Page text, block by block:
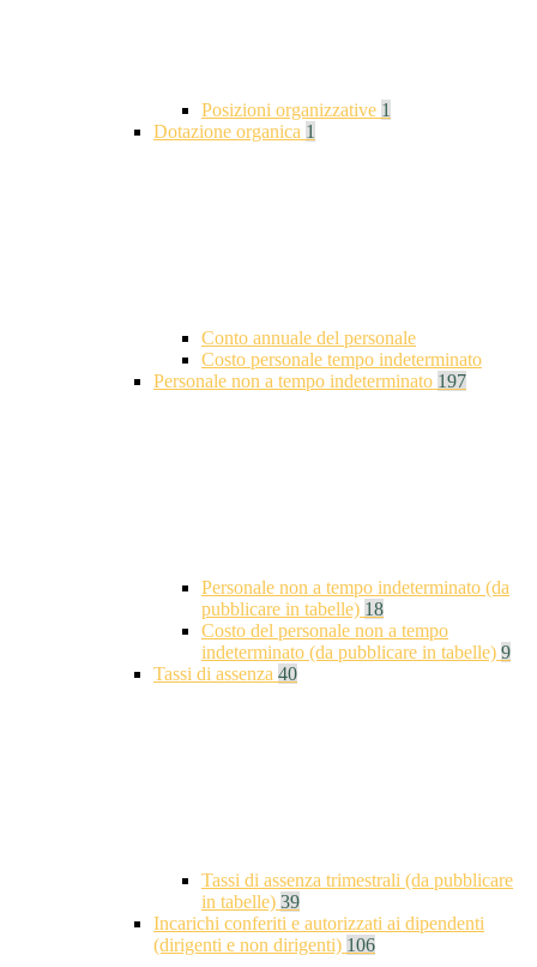
Posizioni organizzative 1
Dotazione organica 1
Conto annuale del personale
Costo personale tempo indeterminato
Personale non a tempo indeterminato 197
Personale non a tempo indeterminato (da
pubblicare in tabelle) 18
Costo del personale non a tempo
indeterminato (da pubblicare in tabelle) 9
Tassi di assenza 40
Tassi di assenza trimestrali (da pubblicare
in tabelle) 39
Incarichi conferiti e autorizzati ai dipendenti
(dirigenti e non dirigenti) 106